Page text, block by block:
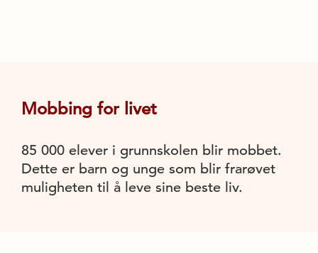
Mobbing for livet
85 000 elever i grunnskolen blir mobbet.
Dette er barn og unge som blir frarøvet
muligheten til å leve sine beste liv.